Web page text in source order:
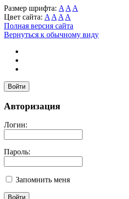
Размер шрифта: A A A
Цвет сайта: A A A A
Полная версия сайта
Вернуться к обычному виду
Войти
Авторизация
Логин:
Пароль:
Запомнить меня